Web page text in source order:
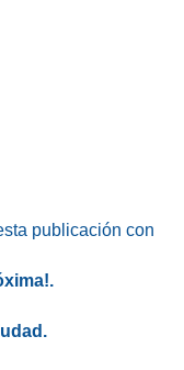
publicación con